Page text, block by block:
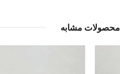
محصولات مشابه